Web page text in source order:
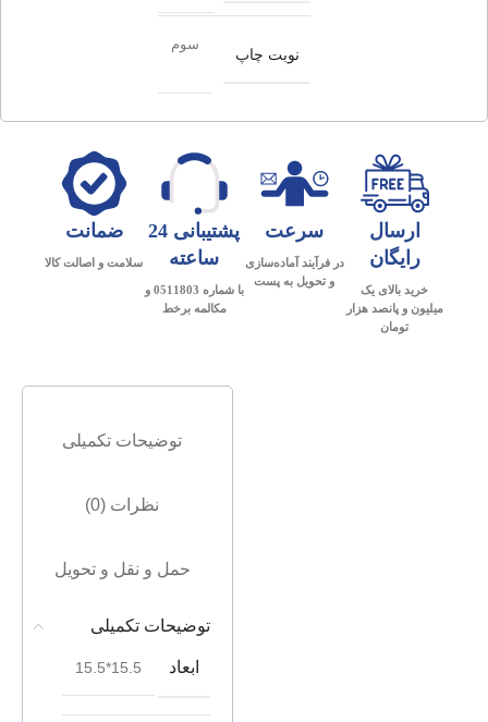
نوبت چاپ
سوم
ارسال
رایگان
خرید بالای یک
میلیون و پانصد هزار
تومان
سرعت
در فرآیند آماده‌سازی
و تحویل به پست
پشتیبانی 24
ساعته
با شماره 0511803 و
مکالمه برخط
ضمانت
سلامت و اصالت کالا
توضیحات تکمیلی
نظرات (0)
حمل و نقل و تحویل
توضیحات تکمیلی
ابعاد 15.5*15.5